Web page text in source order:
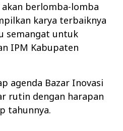
berlomba-lomba
karya terbaiknya
semangat untuk
IPM Kabupaten
agenda Bazar Inovasi
rutin dengan harapan
tahunnya.